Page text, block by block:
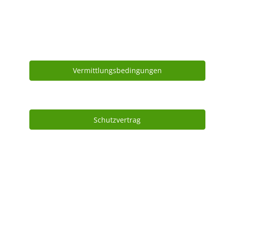
Vermittlungsbedingungen
Schutzvertrag